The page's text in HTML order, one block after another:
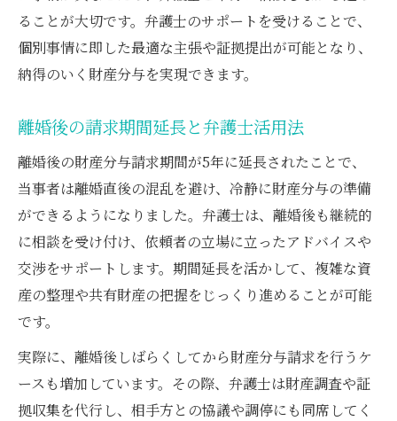
ることが大切です。弁護士のサポートを受けることで、
個別事情に即した最適な主張や証拠提出が可能となり、
納得のいく財産分与を実現できます。
離婚後の請求期間延長と弁護士活用法
離婚後の財産分与請求期間が5年に延長されたことで、
当事者は離婚直後の混乱を避け、冷静に財産分与の準備
ができるようになりました。弁護士は、離婚後も継続的
に相談を受け付け、依頼者の立場に立ったアドバイスや
交渉をサポートします。期間延長を活かして、複雑な資
産の整理や共有財産の把握をじっくり進めることが可能
です。
実際に、離婚後しばらくしてから財産分与請求を行うケ
ースも増加しています。その際、弁護士は財産調査や証
拠収集を代行し、相手方との協議や調停にも同席してく